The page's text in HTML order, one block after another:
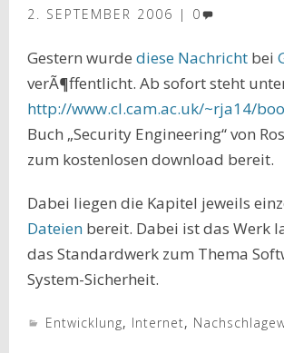
2. SEPTEMBER 2006
0
Gestern wurde diese Nachricht bei
verÃ¶ffentlicht. Ab sofort steht
http://www.cl.cam.ac.uk/~rja14/
Buch „Security Engineering“ von
zum kostenlosen download bereit.
Dabei liegen die Kapitel jeweils
Dateien bereit. Dabei ist das Werk
das Standardwerk zum Thema
System-Sicherheit.
Entwicklung, Internet,